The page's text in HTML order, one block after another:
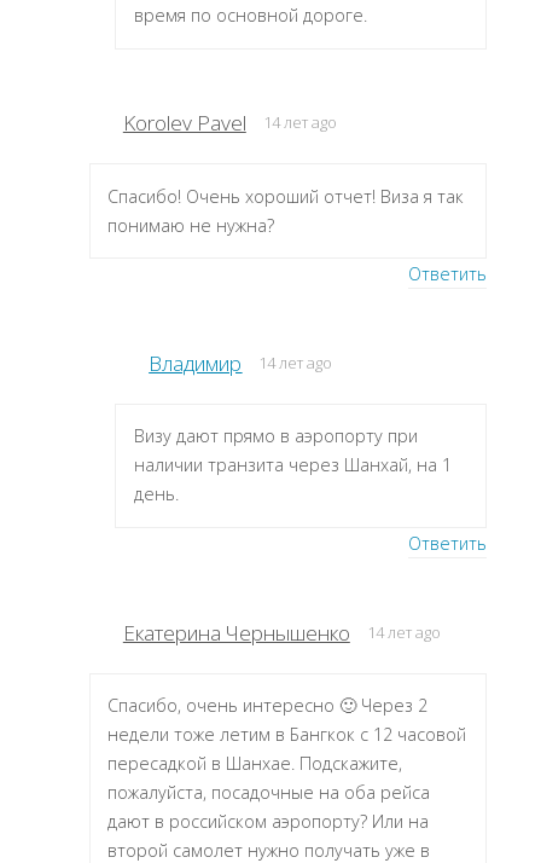
время по основной дороге.
Korolev Pavel 14 лет ago
Спасибо! Очень хороший отчет! Виза я так
понимаю не нужна?
Ответить
Владимир 14 лет ago
Визу дают прямо в аэропорту при
наличии транзита через Шанхай, на 1
день.
Ответить
Екатерина Чернышенко 14 лет ago
Спасибо, очень интересно 🙂 Через 2
недели тоже летим в Бангкок с 12 часовой
пересадкой в Шанхае. Подскажите,
пожалуйста, посадочные на оба рейса
дают в российском аэропорту? Или на
второй самолет нужно получать уже в